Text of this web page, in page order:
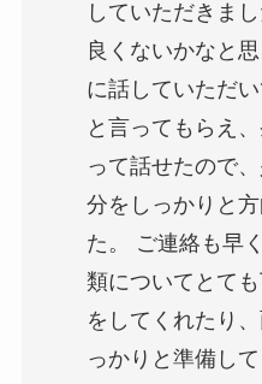
していただきま
良くないかなと
に話していただい
と言ってもらえ
って話せたので
分をしっかりと
た。 ご連絡も早
類についてとて
をしてくれたり
っかりと準備し